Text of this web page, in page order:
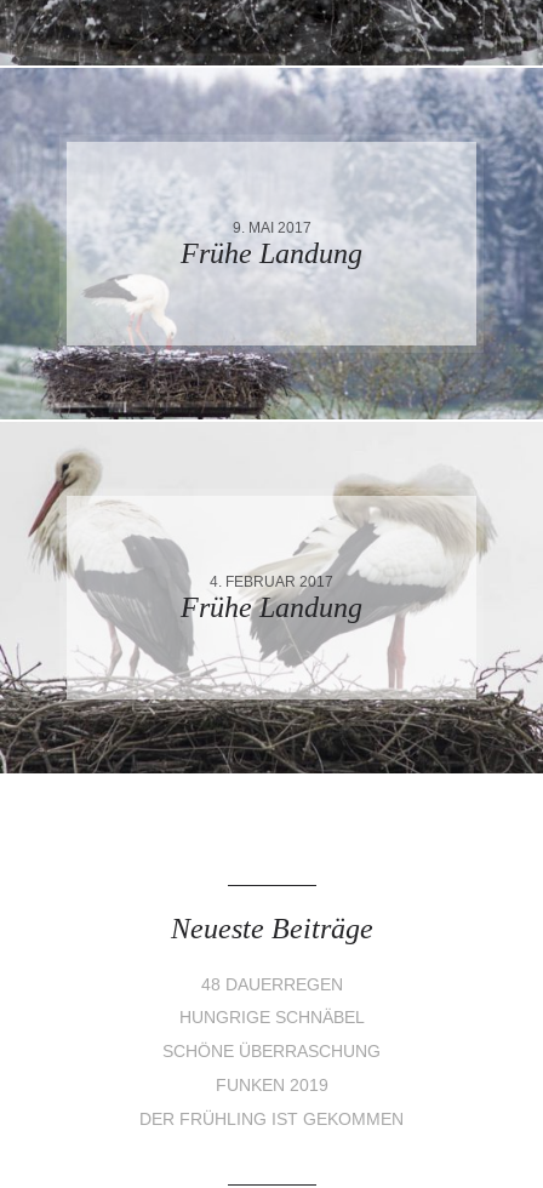
9. MAI 2017
Frühe Landung
4. FEBRUAR 2017
Frühe Landung
Neueste Beiträge
48 DAUERREGEN
HUNGRIGE SCHNÄBEL
SCHÖNE ÜBERRASCHUNG
FUNKEN 2019
DER FRÜHLING IST GEKOMMEN